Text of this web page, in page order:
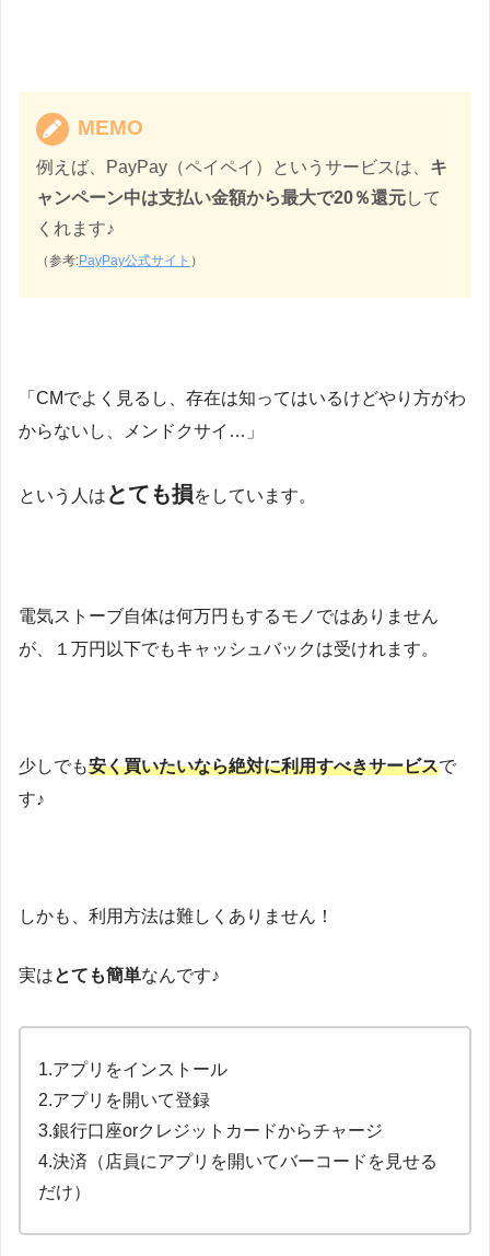
MEMO
例えば、PayPay（ペイペイ）というサービスは、 キ
ャンペーン中は支払い金額から最大で20％還元して
くれます♪
（参考:PayPay公式サイト ）
「CMでよく見るし、存在は知ってはいるけどやり方がわ
からないし、メンドクサイ…」
という人は とても損をしています。
電気ストーブ自体は何万円もするモノではありません
が、１万円以下でもキャッシュバックは受けれます。
少しでも安く買いたいなら絶対に利用すべきサービスで
す♪
しかも、利用方法は難しくありません！
実はとても簡単なんです♪
1.アプリをインストール
2.アプリを開いて登録
3.銀行口座orクレジットカードからチャージ
4.決済（店員にアプリを開いてバーコードを見せる
だけ）